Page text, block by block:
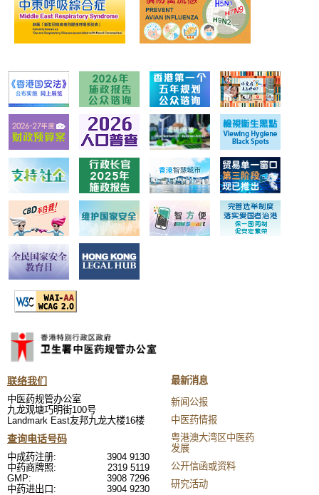
联络我们
中医药规管办公室
九龙观塘巧明街100号
Landmark East友邦九龙大楼16楼
查询电话号码
中成药注册:
3904 9130
中药商牌照:
2319 5119
GMP:
3908 7296
中药进出口:
3904 9230
最新消息
新闻公报
中医药情报
粤港澳大湾区中医药
发展
公开信函或资料
研究活动